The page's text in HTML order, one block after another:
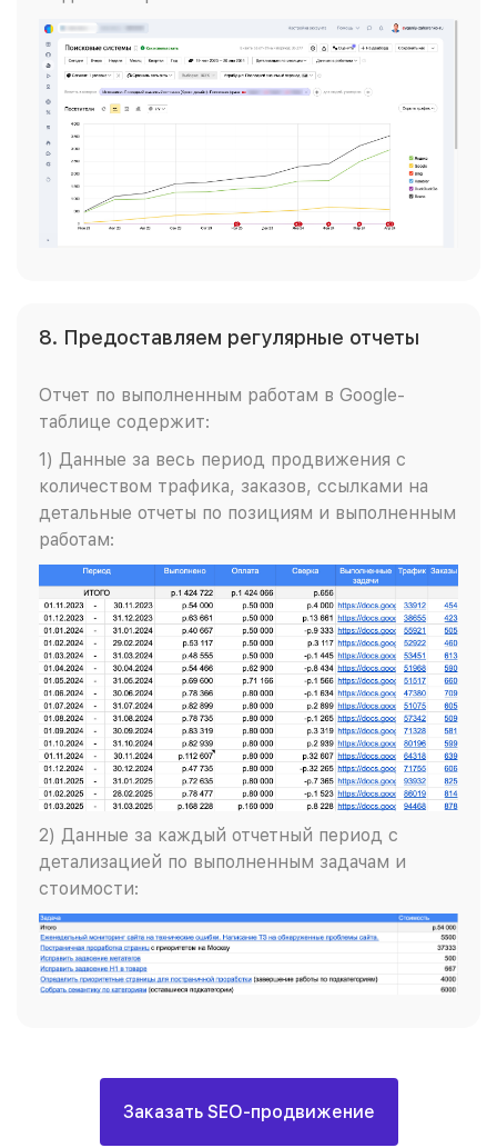
8. Предоставляем регулярные отчеты
Отчет по выполненным работам в Google-
таблице содержит:
1) Данные за весь период продвижения с
количеством трафика, заказов, ссылками на
детальные отчеты по позициям и выполненным
работам:
2) Данные за каждый отчетный период с
детализацией по выполненным задачам и
стоимости:
Заказать SEO-продвижение